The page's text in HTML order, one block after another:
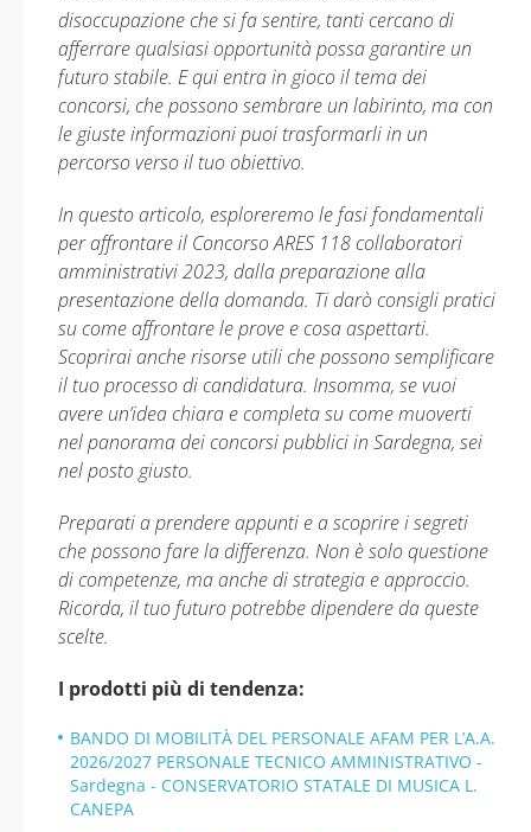
disoccupazione che si fa sentire, tanti cercano di
afferrare qualsiasi opportunità possa garantire un
futuro stabile. E qui entra in gioco il tema dei
concorsi, che possono sembrare un labirinto, ma con
le giuste informazioni puoi trasformarli in un
percorso verso il tuo obiettivo.
In questo articolo, esploreremo le fasi fondamentali
per affrontare il Concorso ARES 118 collaboratori
amministrativi 2023, dalla preparazione alla
presentazione della domanda. Ti darò consigli pratici
su come affrontare le prove e cosa aspettarti.
Scoprirai anche risorse utili che possono semplificare
il tuo processo di candidatura. Insomma, se vuoi
avere un’idea chiara e completa su come muoverti
nel panorama dei concorsi pubblici in Sardegna, sei
nel posto giusto.
Preparati a prendere appunti e a scoprire i segreti
che possono fare la differenza. Non è solo questione
di competenze, ma anche di strategia e approccio.
Ricorda, il tuo futuro potrebbe dipendere da queste
scelte.
I prodotti più di tendenza:
BANDO DI MOBILITÀ DEL PERSONALE AFAM PER L’A.A.
2026/2027 PERSONALE TECNICO AMMINISTRATIVO -
Sardegna - CONSERVATORIO STATALE DI MUSICA L.
CANEPA